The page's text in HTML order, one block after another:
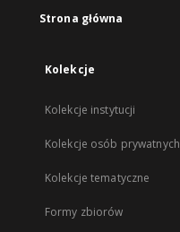
Strona główna
Kolekcje
Kolekcje instytucji
Kolekcje osób prywatnych
Kolekcje tematyczne
Formy zbiorów